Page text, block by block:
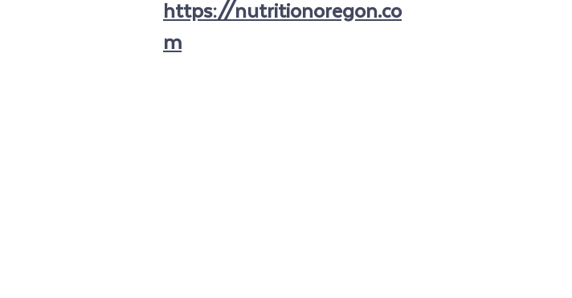
https://nutritionoregon.co
m